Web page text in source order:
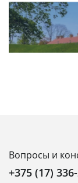
Вопросы и
+375 (17)